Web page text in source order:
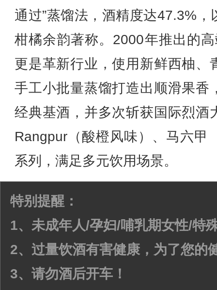
通过”蒸馏法，酒精度达47.3%
柑橘余韵著称。2000年推出的
更是革新行业，使用新鲜西柚、
手工小批量蒸馏打造出顺滑果香
经典基酒，并多次斩获国际烈酒
Rangpur（酸橙风味）、马六甲
系列，满足多元饮用场景。
特别提醒：
1、未成年人/孕妇/哺乳期女性/特
2、过量饮酒有害健康，为了您的
3、请勿酒后开车！